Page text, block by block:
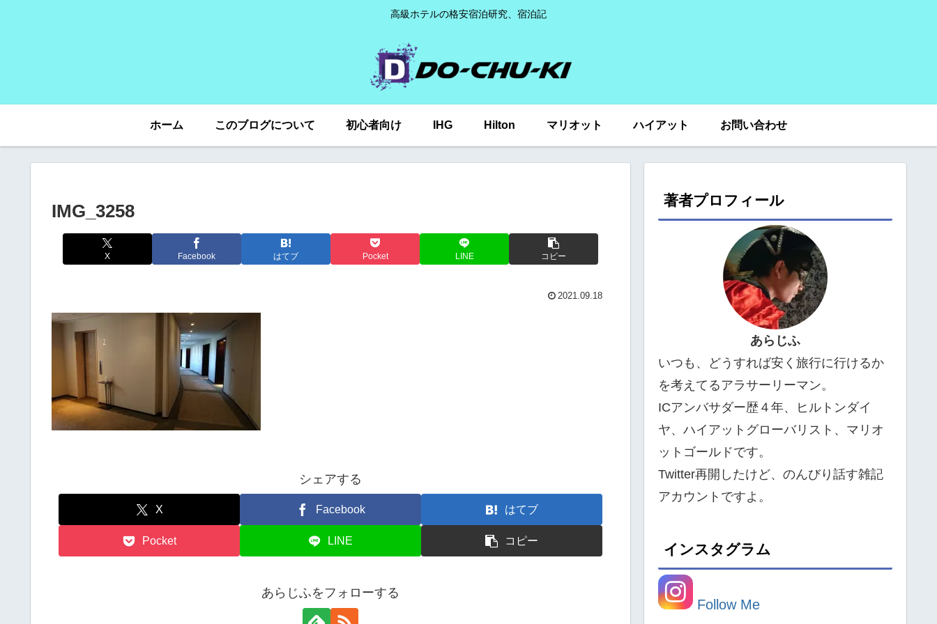
高級ホテルの格安宿泊研究、宿泊記
ホーム このブログについて 初心者向け IHG Hilton マリオット ハイアット お問い合わせ
IMG_3258
X Facebook はてブ Pocket LINE コピー
2021.09.18
シェアする
X Facebook はてブ
Pocket LINE コピー
あらじふをフォローする
著者プロフィール
あらじふ
いつも、どうすれば安く旅行に行けるか
を考えてるアラサーリーマン。
ICアンバサダー歴４年、ヒルトンダイ
ヤ、ハイアットグローバリスト、マリオ
ットゴールドです。
Twitter再開したけど、のんびり話す雑記
アカウントですよ。
インスタグラム
Follow Me